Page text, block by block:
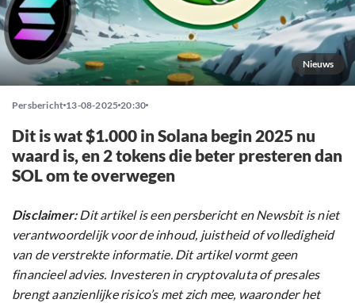
Nieuws
Persbericht 13-08-2025 20:30
Dit is wat $1.000 in Solana begin 2025 nu
waard is, en 2 tokens die beter presteren dan
SOL om te overwegen
Disclaimer:Dit artikel is een persbericht en Newsbit is niet
verantwoordelijk voor de inhoud, juistheid of volledigheid
van de verstrekte informatie. Dit artikel vormt geen
financieel advies. Investeren in cryptovaluta of presales
brengt aanzienlijke risico’s met zich mee, waaronder het